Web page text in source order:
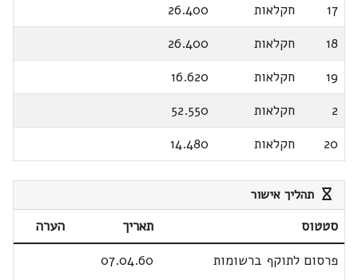
17
חקלאות
26.400
18
חקלאות
26.400
19
חקלאות
16.620
2
חקלאות
52.550
20
חקלאות 14.480
תהליך אישור
סטטוס תאריך
הערה
פרסום לתוקף ברשומות
07.04.60